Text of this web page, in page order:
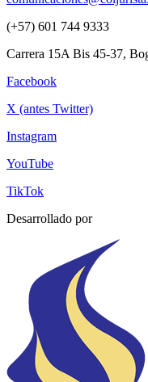
(+57) 601 744 9333
Carrera 15A Bis 45-37,
Facebook
X (antes Twitter)
Instagram
YouTube
TikTok
Desarrollado por